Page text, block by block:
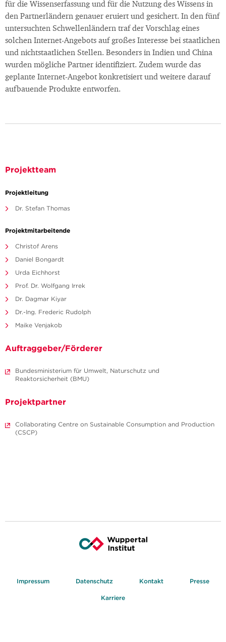
für die Wissenserfassung und für die Nutzung des Wissens in
den Partnerländern genauer eruiert und gesichert. In den fünf
untersuchten Schwellenländern traf der Vorschlag eines
solchen Internet-Angebots auf großes Interesse bei staatlichen
und nichtstaatlichen Stellen. Besonders in Indien und China
wurden mögliche Partner identifiziert. Zudem wurde das
geplante Internet-Angebot konkretisiert und weitere darauf
aufbauende Produkte entworfen.
Projektteam
Projektleitung
Dr. Stefan Thomas
Projektmitarbeitende
Christof Arens
Daniel Bongardt
Urda Eichhorst
Prof. Dr. Wolfgang Irrek
Dr. Dagmar Kiyar
Dr.-Ing. Frederic Rudolph
Maike Venjakob
Auftraggeber/Förderer
Bundesministerium für Umwelt, Naturschutz und
Reaktorsicherheit (BMU)
Projektpartner
Collaborating Centre on Sustainable Consumption and Production
(CSCP)
Impressum Datenschutz Kontakt Presse
Karriere